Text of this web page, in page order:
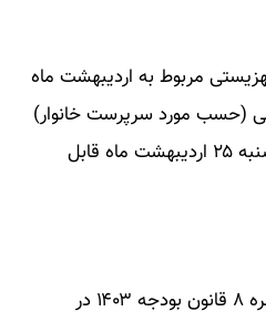
مربوط به اردیبهشت ماه
(حسب مورد سرپرست خانوار)
واریز و از ساعت ۲۴ روز سه شنبه ۲۵ اردیبهشت ماه قابل
در راستای اجرای بند «۲» تبصره ۸ قانون بودجه ۱۴۰۳ در